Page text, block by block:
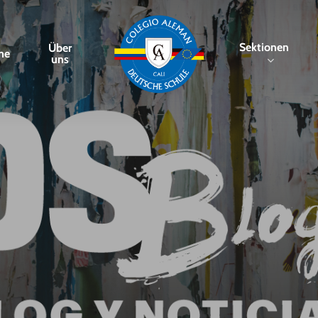
Über
uns
Sektionen